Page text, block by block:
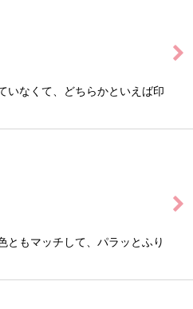
いなくて、どちらかといえば印
ともマッチして、パラッとふり